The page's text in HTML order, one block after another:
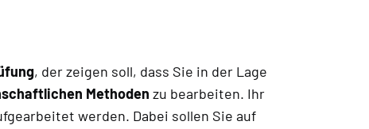
, der zeigen soll, dass Sie in der Lage
Methoden zu bearbeiten. Ihr
werden. Dabei sollen Sie auf